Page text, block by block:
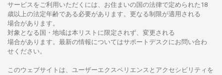
サービスをご利用いただくには、お住まいの国の法律で定められた 18
歳以上の法定年齢である必要があります。 更なる制限が適用さ れる
場合があります。
対象となる 国 ・ 地域は本 リストに限定さ れず、 変更さ れる
場合があります。 最新の情報についてはサポートデスクにお 問い合わ
せくださ い。
このウェブサイトは、 ユーザーエクスペリエンスと アクセシビリティを